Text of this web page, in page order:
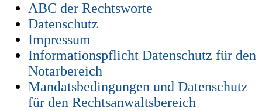
ABC der Rechtsworte
Datenschutz
Impressum
Informationspflicht Datenschutz für den
Notarbereich
Mandatsbedingungen und Datenschutz
für den Rechtsanwaltsbereich